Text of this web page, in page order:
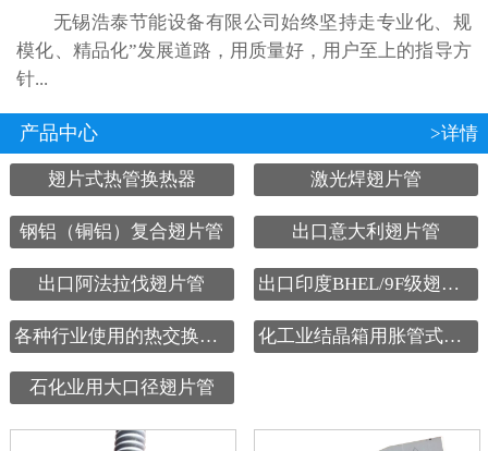
无锡浩泰节能设备有限公司始终坚持走专业化、规
模化、精品化”发展道路，用质量好，用户至上的指导方
针...
产品中心 >详情
翅片式热管换热器 激光焊翅片管
钢铝（铜铝）复合翅片管 出口意大利翅片管
出口阿法拉伐翅片管 出口印度BHEL/9F级翅片管
各种行业使用的热交换设备 化工业结晶箱用胀管式翅片管
石化业用大口径翅片管